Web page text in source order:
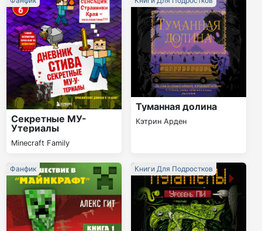
Секретные МУ-
Утериалы
Minecraft Family
Туманная долина
Кэтрин Арден
Фанфик Книги Для Подростков